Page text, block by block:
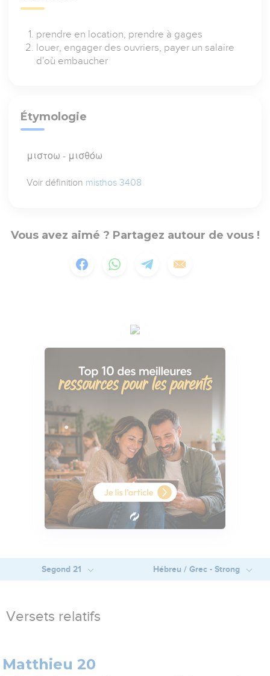
prendre en location, prendre à gages
louer, engager des ouvriers, payer un salaire
d'où embaucher
Étymologie
μιστοω - μισθόω
Voir définition misthos 3408
Vous avez aimé ? Partagez autour de vous !
Segond 21 Hébreu / Grec - Strong
Versets relatifs
Matthieu 20